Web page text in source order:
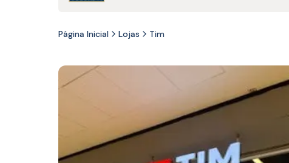
Página Inicial Lojas Tim